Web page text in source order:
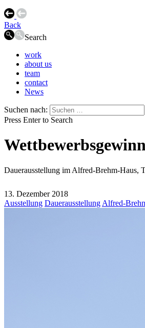
Back
Search
work
about us
team
contact
News
Suchen nach:
Press Enter to Search
Dauerausstellung im Alfred-Brehm-Haus,
13. Dezember 2018
Ausstellung Dauerausstellung Alfred-